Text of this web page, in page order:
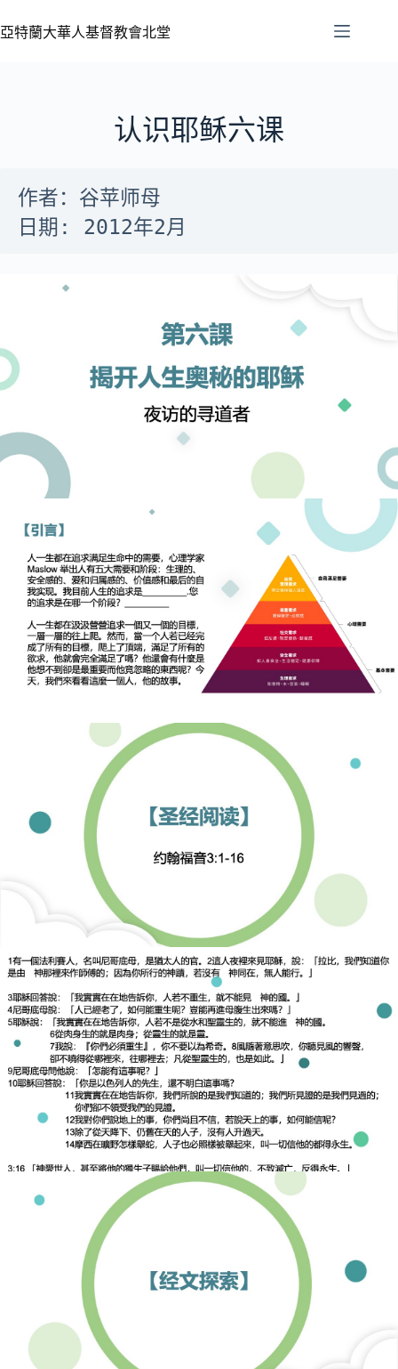
亞特蘭大華人基督教會北堂
认识耶稣六课
作者：谷苹师母
日期: 2012年2月